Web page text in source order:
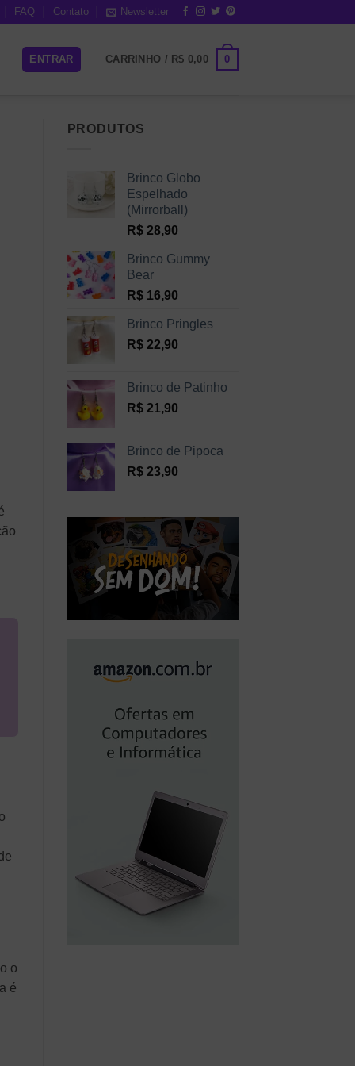
FAQ Contato Newsletter
ENTRAR CARRINHO / R$ 0,00 0
o
é
PRODUTOS
Brinco Globo
Espelhado
(Mirrorball)
R$28,90
Brinco Gummy
Bear
R$16,90
Brinco Pringles
R$22,90
Brinco de Patinho
R$21,90
Brinco de Pipoca
R$23,90